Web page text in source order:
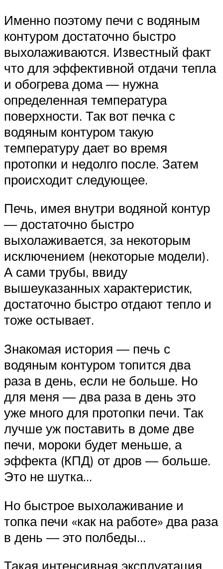
Именно поэтому печи с водяным
контуром достаточно быстро
выхолаживаются. Известный факт
что для эффективной отдачи тепла
и обогрева дома — нужна
определенная температура
поверхности. Так вот печка с
водяным контуром такую
температуру дает во время
протопки и недолго после. Затем
происходит следующее.
Печь, имея внутри водяной контур
— достаточно быстро
выхолаживается, за некоторым
исключением (некоторые модели).
А сами трубы, ввиду
вышеуказанных характеристик,
достаточно быстро отдают тепло и
тоже остывает.
Знакомая история — печь с
водяным контуром топится два
раза в день, если не больше. Но
для меня — два раза в день это
уже много для протопки печи. Так
лучше уж поставить в доме две
печи, мороки будет меньше, а
эффекта (КПД) от дров — больше.
Это не шутка…
Но быстрое выхолаживание и
топка печи «как на работе» два раза
в день — это полбеды…
Такая интенсивная эксплуатация